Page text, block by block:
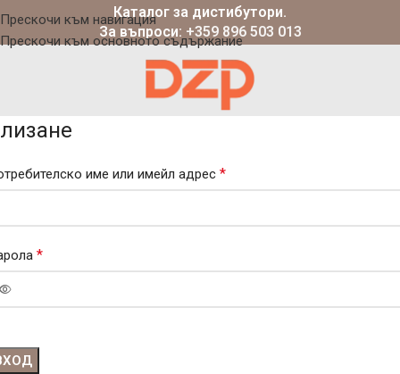
Прескочи към навигация
Прескочи към основното съдържание
Каталог за дистибутори.
За въпроси: +359 896 503 013
име или имейл адрес *
*